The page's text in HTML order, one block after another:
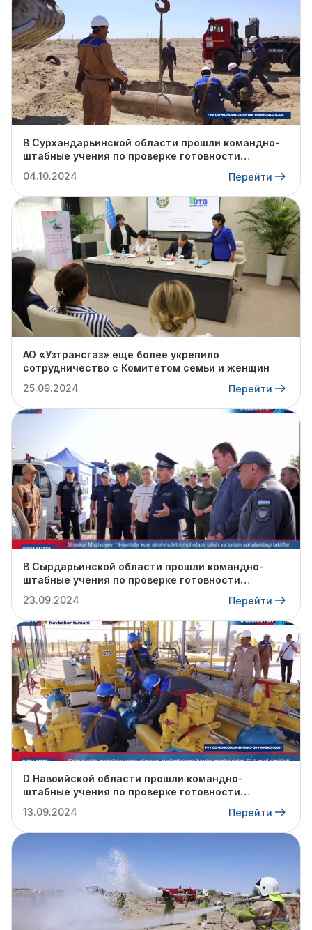
В Сурхандарьинской области прошли командно-
штабные учения по проверке готовности
отопительному сезону.
04.10.2024 Перейти
АО «Узтрансгаз» еще более укрепило
сотрудничество с Комитетом семьи и женщин
25.09.2024
Перейти
В Сырдарьинской области прошли командно-
штабные учения по проверке готовности
отопительному сезону.
23.09.2024 Перейти
D Навоийской области прошли командно-
штабные учения по проверке готовности
отопительному сезону.
13.09.2024 Перейти